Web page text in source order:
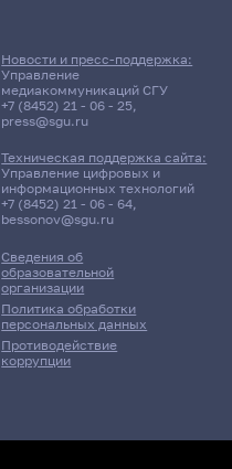
Сведения об
образовательной
организации
Политика обработки
персональных данных
Противодействие
коррупции
Новости и пресс-поддержка:
Управление
медиакоммуникаций СГУ
+7 (8452) 21 - 06 - 25,
press@sgu.ru
Техническая поддержка сайта:
Управление цифровых и
информационных технологий
+7 (8452) 21 - 06 - 64,
bessonov@sgu.ru